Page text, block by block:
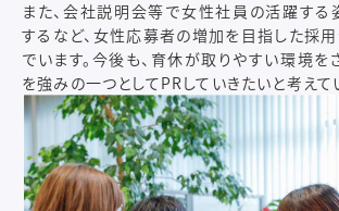
また、会社説明会等で女性社員の活躍す
するなど、女性応募者の増加を目指した採
でいます。今後も、育休が取りやすい環境を
を強みの一つとしてPRしていきたいと考えて